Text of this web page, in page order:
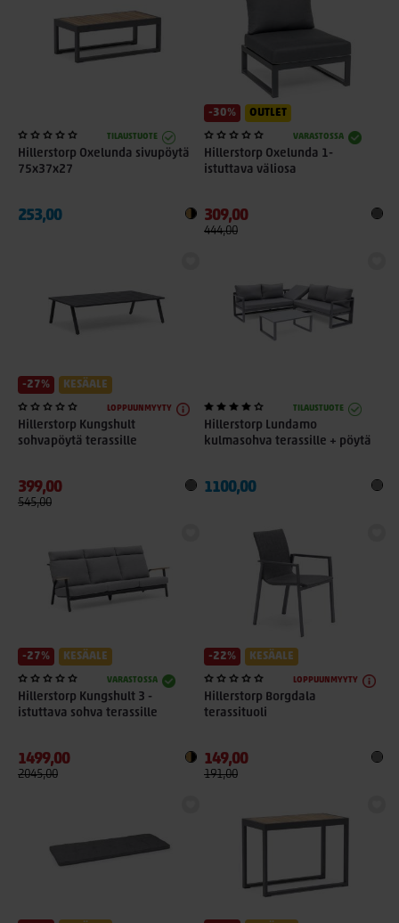
TILAUSTUOTE
Hillerstorp Oxelunda sivupöytä
75x37x27
253,00
-30% OUTLET
VARASTOSSA
Hillerstorp Oxelunda 1-
istuttava väliosa
309,00
444,00
-27% KESÄALE
LOPPUUNMYYTY
Hillerstorp Kungshult
sohvapöytä terassille
399,00
545,00
TILAUSTUOTE
Hillerstorp Lundamo
kulmasohva terassille + pöytä
1100,00
-27% KESÄALE
VARASTOSSA
Hillerstorp Kungshult 3 -
istuttava sohva terassille
1499,00
2045,00
-22% KESÄALE
LOPPUUNMYYTY
Hillerstorp Borgdala
terassituoli
149,00
191,00